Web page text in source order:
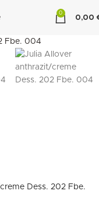
0
0,00
Dess. 202 Fbe.